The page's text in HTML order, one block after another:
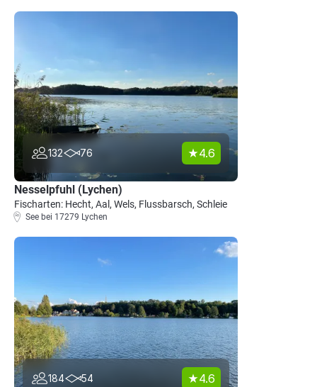
132 76 4.6
Nesselpfuhl (Lychen)
Fischarten: Hecht, Aal, Wels, Flussbarsch, Schleie
See bei 17279 Lychen
184 54 4.6